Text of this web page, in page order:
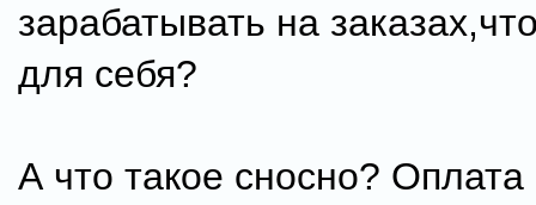
зарабатывать на
для себя?
А что такое сносно?